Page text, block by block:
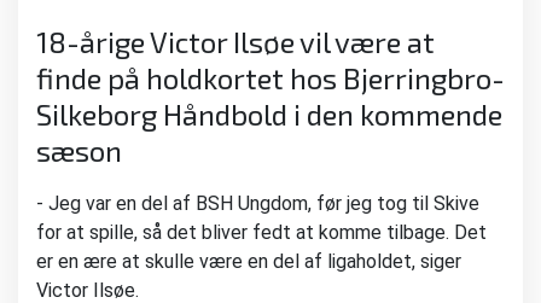
18-årige Victor Ilsøe vil være at
finde på holdkortet hos Bjerringbro-
Silkeborg Håndbold i den kommende
sæson
- Jeg var en del af BSH Ungdom, før jeg tog til Skive
for at spille, så det bliver fedt at komme tilbage. Det
er en ære at skulle være en del af ligaholdet, siger
Victor Ilsøe.